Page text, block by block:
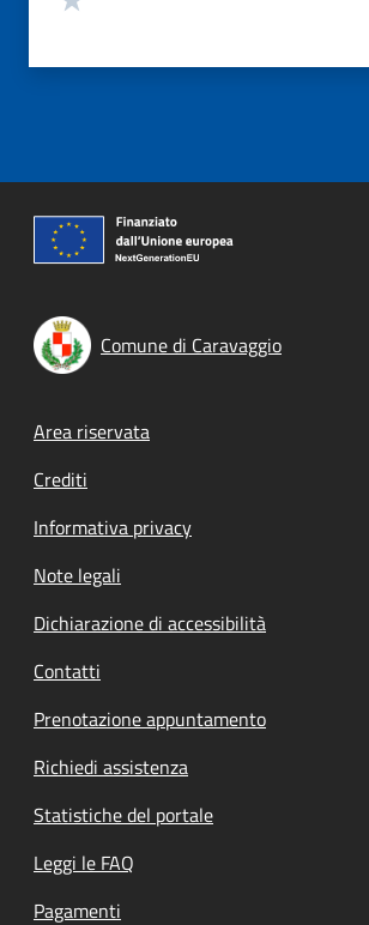
Comune di Caravaggio
Footer menu
Area riservata
Crediti
Informativa privacy
Note legali
Dichiarazione di accessibilità
Contatti
Prenotazione appuntamento
Richiedi assistenza
Statistiche del portale
Leggi le FAQ
Pagamenti